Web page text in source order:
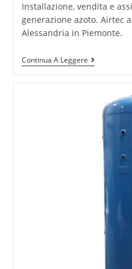
Installazione, vendita e
generazione azoto. Airtec
Alessandria in Piemonte.
Continua A Leggere